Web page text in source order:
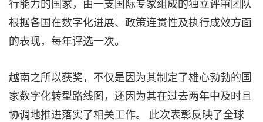
根据各国在数字化进展、政策连贯性及执行成效方面
的表现，每年评选一次。
越南之所以获奖，不仅是因为其制定了雄心勃勃的国
家数字化转型路线图，还因为其在过去两年中及时且
协调地推进落实了相关工作。 此次表彰反映了全球